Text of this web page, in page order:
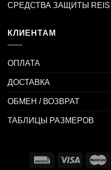
СРЕДСТВА ЗАЩИТЫ REIS
КЛИЕНТАМ
ОПЛАТА
ДОСТАВКА
ОБМЕН / ВОЗВРАТ
ТАБЛИЦЫ РАЗМЕРОВ